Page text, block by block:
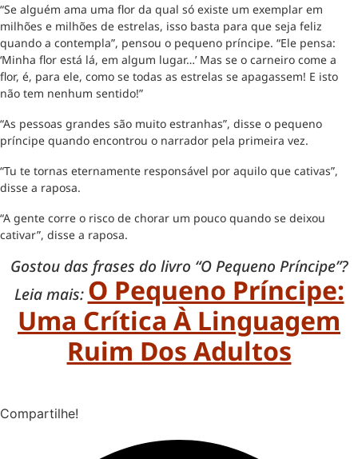
“Se alguém ama uma flor da qual só existe um exemplar em
milhões e milhões de estrelas, isso basta para que seja feliz
quando a contempla”, pensou o pequeno príncipe. “Ele pensa:
‘Minha flor está lá, em algum lugar…’ Mas se o carneiro come a
flor, é, para ele, como se todas as estrelas se apagassem! E isto
não tem nenhum sentido!”
“As pessoas grandes são muito estranhas”, disse o pequeno
príncipe quando encontrou o narrador pela primeira vez.
“Tu te tornas eternamente responsável por aquilo que cativas”,
disse a raposa.
“A gente corre o risco de chorar um pouco quando se deixou
cativar”, disse a raposa.
Gostou das frases do livro “O Pequeno Príncipe”?
Leia mais: O Pequeno Príncipe:
Uma Crítica À Linguagem
Ruim Dos Adultos
Compartilhe!